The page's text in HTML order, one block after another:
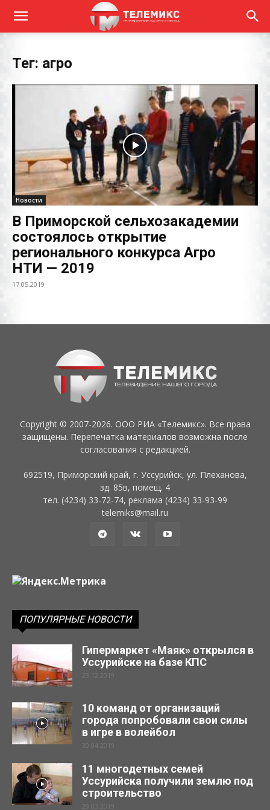
Тег: агро
Новости
В Приморской сельхозакадемии
состоялось открытие
регионального конкурса Агро
НТИ — 2019
17.05.2019
Copyright © 2007-2026. ООО РИА «Телемикс». Все права
защищены. Перепечатка материалов возможна после
согласования с редакцией.
692519, Приморский край, г. Уссурийск, ул. Плеханова,
зд. 85в, помещ. 4
тел. (4234) 33-72-74, реклама (4234) 33-93-99
telemiks@mail.ru
ПОПУЛЯРНЫЕ НОВОСТИ
Гипермаркет «Маяк» открылся в
Уссурийске на базе КПС
23.12.2019
10 команд от организаций
города попробовали свои силы
в игре в волейбол
30.04.2019
11 многодетных семей
Уссурийска получили землю под
строительство
29.03.2019